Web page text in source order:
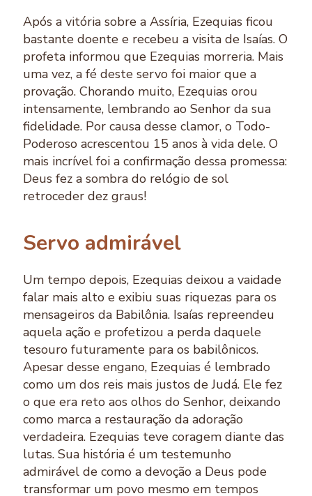
Após a vitória sobre a Assíria, Ezequias ficou
bastante doente e recebeu a visita de Isaías. O
profeta informou que Ezequias morreria. Mais
uma vez, a fé deste servo foi maior que a
provação. Chorando muito, Ezequias orou
intensamente, lembrando ao Senhor da sua
fidelidade. Por causa desse clamor, o Todo-
Poderoso acrescentou 15 anos à vida dele. O
mais incrível foi a confirmação dessa promessa:
Deus fez a sombra do relógio de sol
retroceder dez graus!
Servo admirável
Um tempo depois, Ezequias deixou a vaidade
falar mais alto e exibiu suas riquezas para os
mensageiros da Babilônia. Isaías repreendeu
aquela ação e profetizou a perda daquele
tesouro futuramente para os babilônicos.
Apesar desse engano, Ezequias é lembrado
como um dos reis mais justos de Judá. Ele fez
o que era reto aos olhos do Senhor, deixando
como marca a restauração da adoração
verdadeira. Ezequias teve coragem diante das
lutas. Sua história é um testemunho
admirável de como a devoção a Deus pode
transformar um povo mesmo em tempos